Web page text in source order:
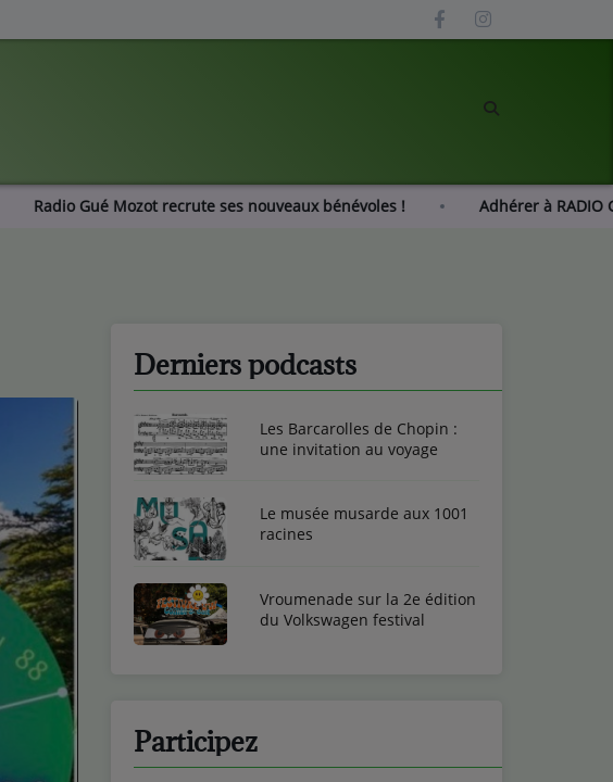
Radio Gué Mozot recrute ses nouveaux bénévoles ! Adhérer à
Derniers podcasts
Les Barcarolles de Chopin :
une invitation au voyage
Le musée musarde aux 1001
racines
Vroumenade sur la 2e édition
du Volkswagen festival
Participez